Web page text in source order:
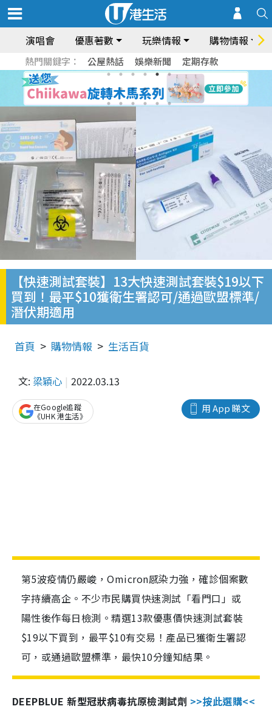
演唱會 優惠著數 玩樂情報 購物情報
熱門關鍵字： 公屋熱話 娛樂新聞 定期存款
【快速測試套裝】13大快速測試套裝$19以下
買到！最平$10獲衛生署認可/通過歐盟標準/
潛伏期適用
首頁 購物情報 生活百貨
文: 梁穎心 2022.03.13
用 App 睇文
在Google追蹤
《UHK 港生活》
第5波疫情仍嚴峻，Omicron感染力強，確診個案數
字持續高企。不少市民購買快速測試「看門口」或
陽性後作每日檢測。精選13款優惠價快速測試套裝
$19以下買到，最平$10有交易！產品已獲衛生署認
可，或通過歐盟標準，最快10分鐘知結果。
DEEPBLUE 新型冠狀病毒抗原檢測試劑 >>按此選購<<